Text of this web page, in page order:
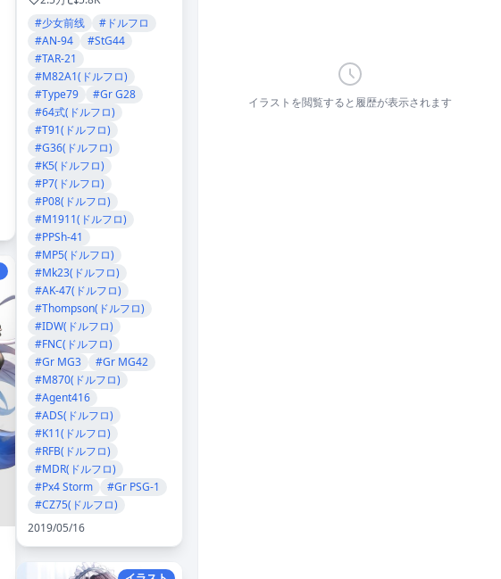
#少女前线
#ドルフロ
#AN-94
#StG44
#TAR-21
#M82A1(ドルフロ)
#Type79
#Gr G28
#64式(ドルフロ)
#T91(ドルフロ)
#G36(ドルフロ)
#K5(ドルフロ)
#P7(ドルフロ)
#P08(ドルフロ)
#M1911(ドルフロ)
#PPSh-41
#MP5(ドルフロ)
#Mk23(ドルフロ)
#AK-47(ドルフロ)
#Thompson(ドルフロ)
#IDW(ドルフロ)
#FNC(ドルフロ)
#Gr MG3
#Gr MG42
#M870(ドルフロ)
#Agent416
#ADS(ドルフロ)
#K11(ドルフロ)
#RFB(ドルフロ)
#MDR(ドルフロ)
#Px4 Storm
#Gr PSG-1
#CZ75(ドルフロ)
2019/05/16
イラストを閲覧すると履歴が表示されます